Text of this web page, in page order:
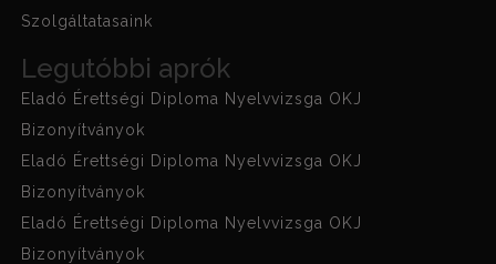
Szolgáltatasaink
Legutóbbi aprók
Eladó Érettségi Diploma Nyelvvizsga OKJ
Bizonyítványok
Eladó Érettségi Diploma Nyelvvizsga OKJ
Bizonyítványok
Eladó Érettségi Diploma Nyelvvizsga OKJ
Bizonyítványok